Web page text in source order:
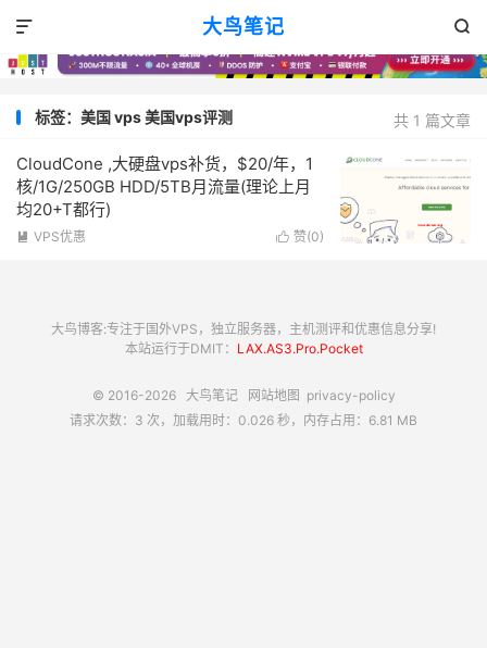
大鸟笔记 

共 1 篇文章
标签：美国 vps 美国vps评测
CloudCone ,大硬盘vps补货，$20/年，1
核/1G/250GB HDD/5TB月流量(理论上月
均20+T都行)
 赞(0)
 VPS优惠
大鸟博客:专注于国外VPS，独立服务器，主机测评和优惠信息分享!
本站运行于DMIT： LAX.AS3.Pro.Pocket
© 2016-2026 大鸟笔记 网站地图 privacy-policy
请求次数：3 次，加载用时：0.026 秒，内存占用：6.81 MB